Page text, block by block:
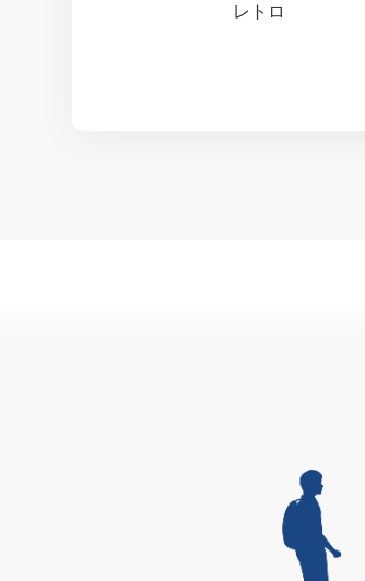
レトロ